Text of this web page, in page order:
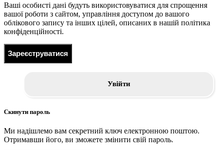
Ваші особисті дані будуть використовуватися для спрощення
вашої роботи з сайтом, управління доступом до вашого
облікового запису та інших цілей, описаних в нашій політика
конфіденційності.
Зареєструватися
Увійти
Скинути пароль
Ми надішлемо вам секретний ключ електронною поштою.
Отримавши його, ви зможете змінити свій пароль.